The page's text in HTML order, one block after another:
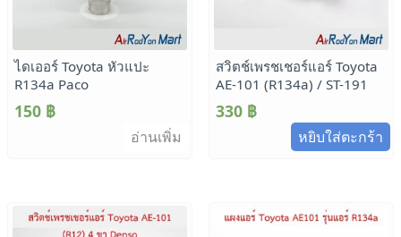
ไดเออร์ Toyota หัวแปะ
R134a Paco
150 ฿
อ่านเพิ่ม
สวิตช์เพรชเชอร์แอร์ Toyota
AE-101 (R134a) / ST-191
330 ฿
หยิบใส่ตะกร้า